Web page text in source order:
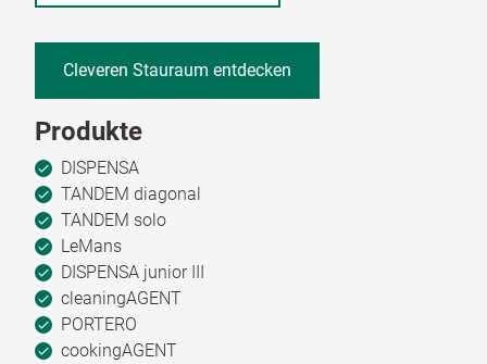
Cleveren Stauraum entdecken
Produkte
DISPENSA
TANDEM diagonal
TANDEM solo
LeMans
DISPENSA junior III
cleaningAGENT
PORTERO
cookingAGENT